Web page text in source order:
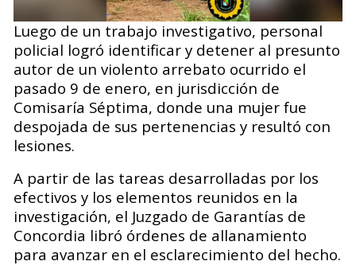
Luego de un trabajo investigativo, personal
policial logró identificar y detener al presunto
autor de un violento arrebato ocurrido el
pasado 9 de enero, en jurisdicción de
Comisaría Séptima, donde una mujer fue
despojada de sus pertenencias y resultó con
lesiones.
A partir de las tareas desarrolladas por los
efectivos y los elementos reunidos en la
investigación, el Juzgado de Garantías de
Concordia libró órdenes de allanamiento
para avanzar en el esclarecimiento del hecho.